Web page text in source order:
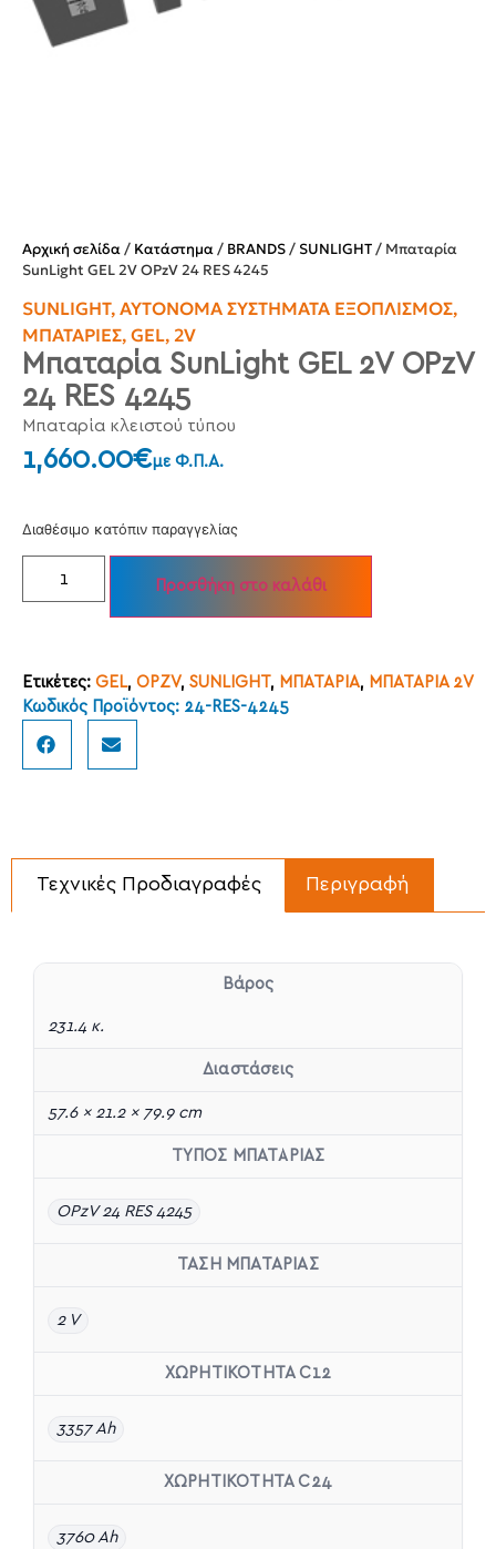
Αρχική σελίδα/ Κατάστημα/ BRANDS/ SUNLIGHT/ Μπαταρία
SunLight GEL 2V OPzV 24 RES 4245
SUNLIGHT, ΑΥΤΌΝΟΜΑ ΣΥΣΤΉΜΑΤΑ ΕΞΟΠΛΙΣΜΌΣ,
ΜΠΑΤΑΡΊΕΣ, GEL, 2V
Μπαταρία SunLight GEL 2V OPzV
24 RES 4245
Μπαταρία κλειστού τύπου
1,660.00€με Φ.Π.Α.
Διαθέσιμο κατόπιν παραγγελίας
Προσθήκη στο καλάθι
Ετικέτες: GEL, OPZV, SUNLIGHT, ΜΠΑΤΑΡΙΑ, ΜΠΑΤΑΡΙΑ 2V
Κωδικός Προϊόντος: 24-RES-4245
Περιγραφή
Τεχνικές Προδιαγραφές
Βάρος
231.4 κ.
Διαστάσεις
57.6 × 21.2 × 79.9 cm
ΤΥΠΟΣ ΜΠΑΤΑΡΙΑΣ
OPzV 24 RES 4245
ΤΑΣΗ ΜΠΑΤΑΡΙΑΣ
2 V
ΧΩΡΗΤΙΚΟΤΗΤΑ C12
3357 Ah
ΧΩΡΗΤΙΚΟΤΗΤΑ C24
3760 Ah